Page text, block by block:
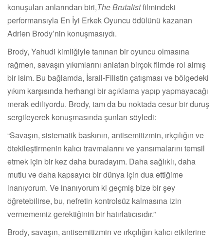
konuşulan anlarından biri,The Brutalistfilmindeki
performansıyla En İyi Erkek Oyuncu ödülünü kazanan
Adrien Brody’nin konuşmasıydı.
Brody, Yahudi kimliğiyle tanınan bir oyuncu olmasına
rağmen, savaşın yıkımlarını anlatan birçok filmde rol almış
bir isim. Bu bağlamda, İsrail-Filistin çatışması ve bölgedeki
yıkım karşısında herhangi bir açıklama yapıp yapmayacağı
merak ediliyordu. Brody, tam da bu noktada cesur bir duruş
sergileyerek konuşmasında şunları söyledi:
“Savaşın, sistematik baskının, antisemitizmin, ırkçılığın ve
ötekileştirmenin kalıcı travmalarını ve yansımalarını temsil
etmek için bir kez daha buradayım. Daha sağlıklı, daha
mutlu ve daha kapsayıcı bir dünya için dua ettiğime
inanıyorum. Ve inanıyorum ki geçmiş bize bir şey
öğretebilirse, bu, nefretin kontrolsüz kalmasına izin
vermememiz gerektiğinin bir hatırlatıcısıdır.”
Brody, savaşın, antisemitizmin ve ırkçılığın kalıcı etkilerine